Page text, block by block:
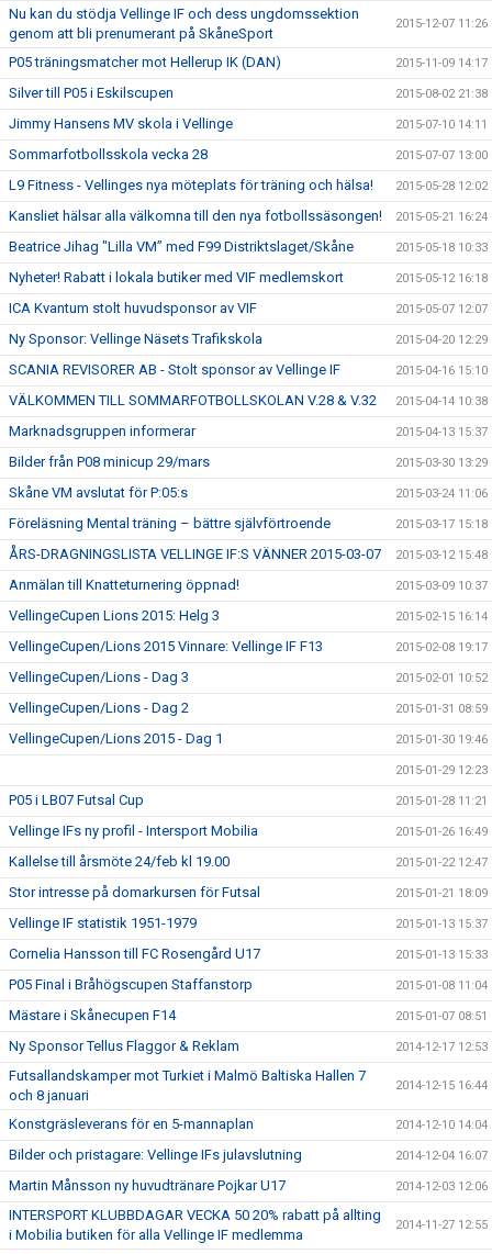
Nu kan du stödja Vellinge IF och dess ungdomssektion
genom att bli prenumerant på SkåneSport
2015-12-07 11:26
P05 träningsmatcher mot Hellerup IK (DAN) 2015-11-09 14:17
Silver till P05 i Eskilscupen 2015-08-02 21:38
Jimmy Hansens MV skola i Vellinge 2015-07-10 14:11
Sommarfotbollsskola vecka 28 2015-07-07 13:00
L9 Fitness - Vellinges nya möteplats för träning och hälsa! 2015-05-28 12:02
Kansliet hälsar alla välkomna till den nya fotbollssäsongen! 2015-05-21 16:24
Beatrice Jihag "Lilla VM” med F99 Distriktslaget/Skåne 2015-05-18 10:33
Nyheter! Rabatt i lokala butiker med VIF medlemskort 2015-05-12 16:18
ICA Kvantum stolt huvudsponsor av VIF 2015-05-07 12:07
Ny Sponsor: Vellinge Näsets Trafikskola 2015-04-20 12:29
SCANIA REVISORER AB - Stolt sponsor av Vellinge IF 2015-04-16 15:10
VÄLKOMMEN TILL SOMMARFOTBOLLSKOLAN V.28 & V.32 2015-04-14 10:38
Marknadsgruppen informerar 2015-04-13 15:37
Bilder från P08 minicup 29/mars 2015-03-30 13:29
Skåne VM avslutat för P:05:s 2015-03-24 11:06
Föreläsning Mental träning – bättre självförtroende 2015-03-17 15:18
ÅRS-DRAGNINGSLISTA VELLINGE IF:S VÄNNER 2015-03-07 2015-03-12 15:48
Anmälan till Knatteturnering öppnad! 2015-03-09 10:37
VellingeCupen Lions 2015: Helg 3 2015-02-15 16:14
VellingeCupen/Lions 2015 Vinnare: Vellinge IF F13 2015-02-08 19:17
VellingeCupen/Lions - Dag 3 2015-02-01 10:52
VellingeCupen/Lions - Dag 2 2015-01-31 08:59
VellingeCupen/Lions 2015 - Dag 1 2015-01-30 19:46
2015-01-29 12:23
P05 i LB07 Futsal Cup 2015-01-28 11:21
Vellinge IFs ny profil - Intersport Mobilia 2015-01-26 16:49
Kallelse till årsmöte 24/feb kl 19.00 2015-01-22 12:47
Stor intresse på domarkursen för Futsal 2015-01-21 18:09
Vellinge IF statistik 1951-1979 2015-01-13 15:37
Cornelia Hansson till FC Rosengård U17 2015-01-13 15:33
P05 Final i Bråhögscupen Staffanstorp 2015-01-08 11:04
Mästare i Skånecupen F14 2015-01-07 08:51
Ny Sponsor Tellus Flaggor & Reklam 2014-12-17 12:53
Futsallandskamper mot Turkiet i Malmö Baltiska Hallen 7
och 8 januari
2014-12-15 16:44
Konstgräsleverans för en 5-mannaplan 2014-12-10 14:04
Bilder och pristagare: Vellinge IFs julavslutning 2014-12-04 16:07
Martin Månsson ny huvudtränare Pojkar U17 2014-12-03 12:06
INTERSPORT KLUBBDAGAR VECKA 50 20% rabatt på allting
i Mobilia butiken för alla Vellinge IF medlemma
2014-11-27 12:55